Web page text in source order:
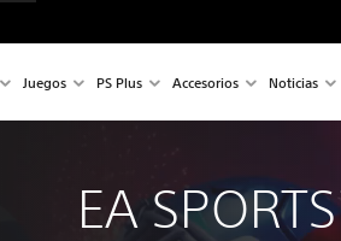
Juegos PS Plus Accesorios Noticias
EA